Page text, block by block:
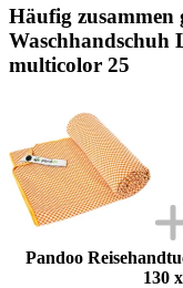
Häufig
Waschhandschuh
multicolor 25
Pandoo
130